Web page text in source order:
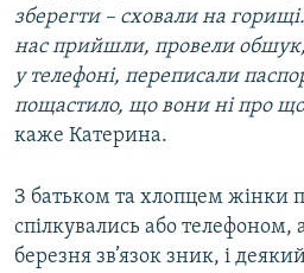
зберегти – сховали на
нас прийшли, провели
у телефоні, переписали
пощастило, що вони ні про
каже Катерина.
З батьком та хлопцем жінки
спілкувались або телефоном,
березня зв’язок зник, і